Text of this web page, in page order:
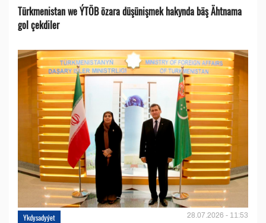
Türkmenistan we ÝTÖB özara düşünişmek hakynda bäş Ähtnama
gol çekdiler
Ykdysadyýet 28.07.2026 - 11:53